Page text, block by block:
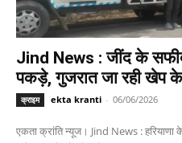
Jind News : जींद के
पकड़े, गुजरात जा रही खेप के
क्राइम ekta kranti - 06/06/2026
एकता क्रांति न्यूज। Jind News : हरियाणा